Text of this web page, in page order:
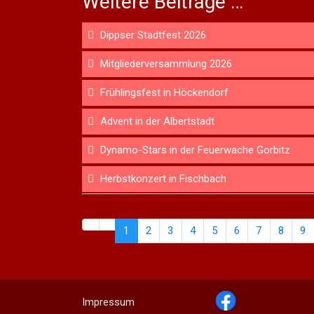
Dippser Stadtfest 2026
Mitgliederversammlung 2026
Frühlingsfest in Höckendorf
Advent in der Albertstadt
Dynamo-Stars in der Feuerwache Gorbitz
Herbstkonzert in Fischbach
1 2 3 4 5 6 7 8 9
Impressum